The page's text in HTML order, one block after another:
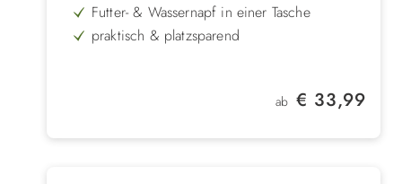
Futter- & Wassernapf in einer Tasche
praktisch & platzsparend
Regulärer Preis:
ab € 33,99